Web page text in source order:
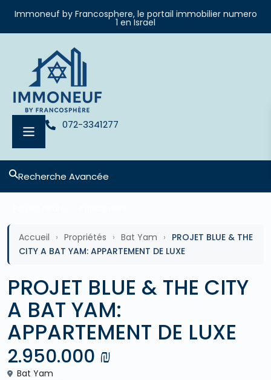
Immoneuf by Francosphere, le portail immobilier numero
1 en Israel
072-3341277
Recherche Avancée
Accueil › Propriétés › Bat Yam › PROJET BLUE & THE
CITY A BAT YAM: APPARTEMENT DE LUXE
PROJET BLUE & THE CITY
A BAT YAM:
APPARTEMENT DE LUXE
2.950.000 ₪
Bat Yam